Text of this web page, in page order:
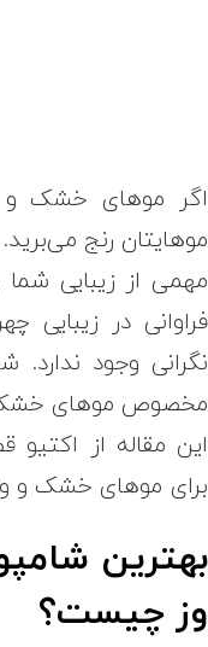
اگر موهای خشک و
موهایتان رنج
مهمی از زیبایی شما
فراوانی در زیبایی
نگرانی وجود ندارد.
مخصوص موهای خشک و
این مقاله از اکتیو
برای موهای خشک و
بهترین
وز چیست؟